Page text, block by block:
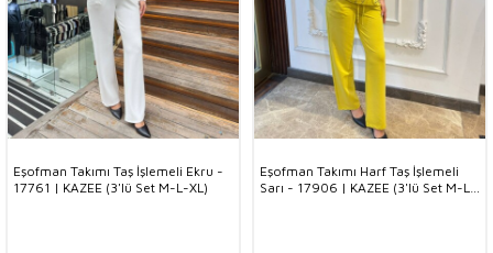
Eşofman Takımı Taş İşlemeli Ekru -
17761 | KAZEE (3'lü Set M-L-XL)
Eşofman Takımı Harf Taş İşlemeli
Sarı - 17906 | KAZEE (3'lü Set M-L-